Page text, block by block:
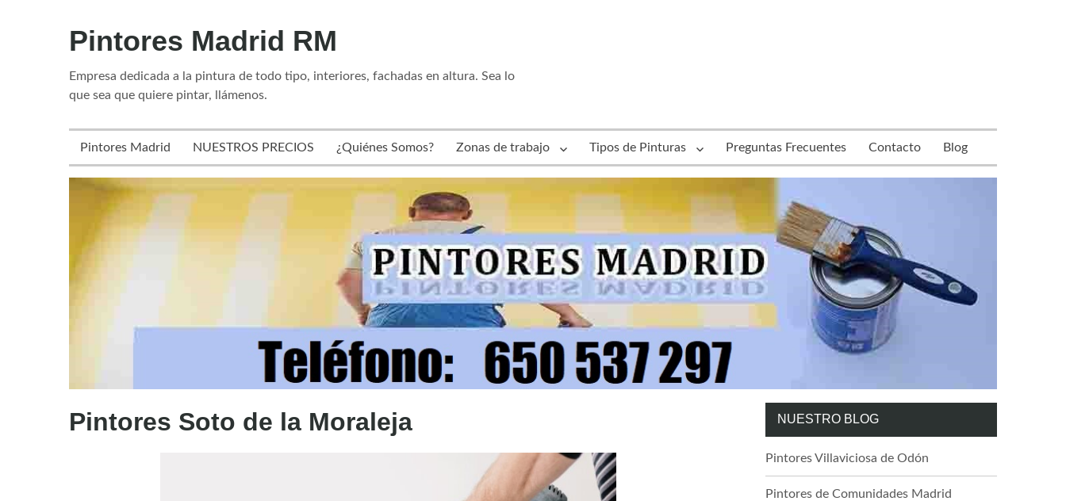
Pintores Madrid RM
Empresa dedicada a la pintura de todo tipo, interiores, fachadas en altura. Sea lo
que sea que quiere pintar, llámenos.
Pintores Madrid NUESTROS PRECIOS ¿Quiénes Somos? Zonas de trabajo Tipos de Pinturas Preguntas Frecuentes Contacto Blog
Pintores Soto de la Moraleja NUESTRO BLOG
Pintores Villaviciosa de Odón
Pintores de Comunidades Madrid